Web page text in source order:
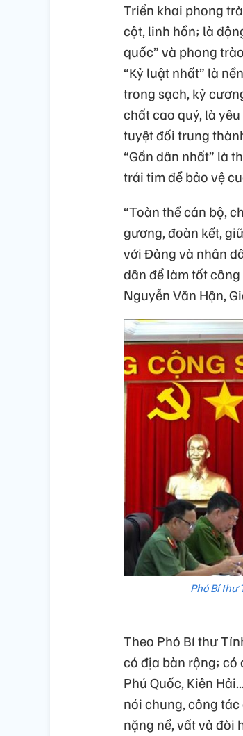
Triển khai phong
cột, linh hồn; là
quốc” và phong
“Kỷ luật nhất” là
trong sạch, kỷ
chất cao quý, là
tuyệt đối trung
“Gần dân nhất” là
trái tim để bảo vệ
“Toàn thể cán bộ,
gương, đoàn kết,
với Đảng và nhân
dân để làm tốt
Nguyễn Văn Hận,
Phó Bí thư
Theo Phó Bí thư
có địa bàn rộng; có
Phú Quốc, Kiên
nói chung, công
nặng nề, vất vả đòi